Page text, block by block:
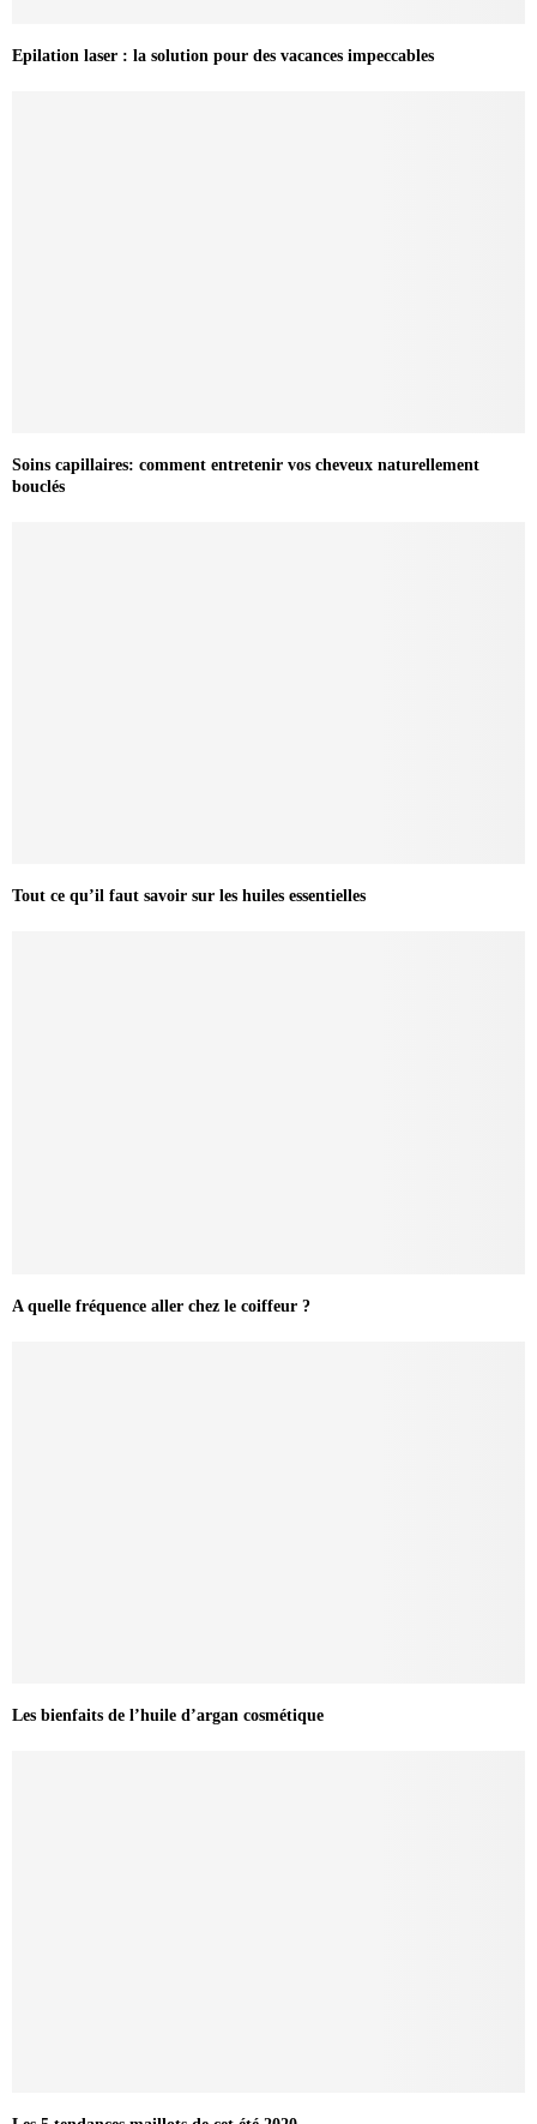
Epilation laser : la solution pour des vacances impeccables
Soins capillaires: comment entretenir vos cheveux naturellement
bouclés
Tout ce qu’il faut savoir sur les huiles essentielles
A quelle fréquence aller chez le coiffeur ?
Les bienfaits de l’huile d’argan cosmétique